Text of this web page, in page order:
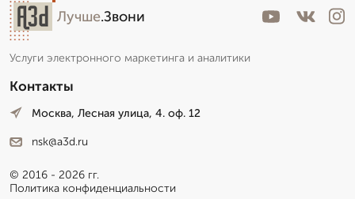
Лучше.Звони
Услуги электронного маркетинга и аналитики
Контакты
Москва, Лесная улица, 4. оф. 12
nsk@a3d.ru
© 2016 - 2026 гг.
Политика конфиденциальности